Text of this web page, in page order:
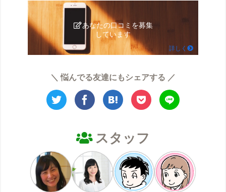
あなたの口コミを募集
しています
詳しく
＼ 悩んでる友達にもシェアする ／
スタッフ